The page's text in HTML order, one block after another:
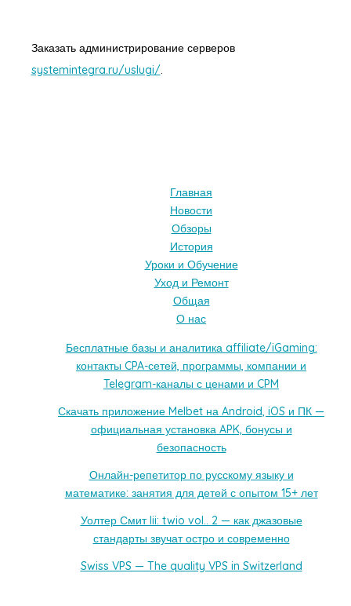
Заказать администрирование серверов
systemintegra.ru/uslugi/.
Главная
Новости
Обзоры
История
Уроки и Обучение
Уход и Ремонт
Общая
О нас
Бесплатные базы и аналитика affiliate/iGaming:
контакты CPA-сетей, программы, компании и
Telegram-каналы с ценами и CPM
Скачать приложение Melbet на Android, iOS и ПК —
официальная установка APK, бонусы и
безопасность
Онлайн-репетитор по русскому языку и
математике: занятия для детей с опытом 15+ лет
Уолтер Смит Iii: twio vol.. 2 — как джазовые
стандарты звучат остро и современно
Swiss VPS — The quality VPS in Switzerland